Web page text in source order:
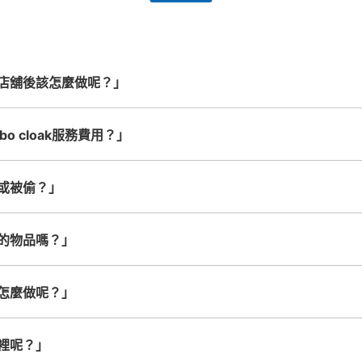
舖後該怎麼做呢？」
cloak服務費用？」
被偷？」
物品嗎？」
麼做呢？」
呢？」